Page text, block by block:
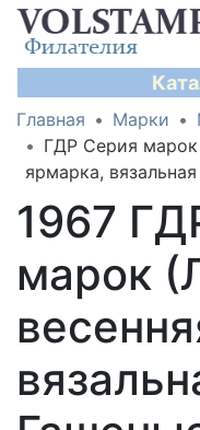
Главная Марки
ГДР Серия марок
ярмарка,
1967
марок